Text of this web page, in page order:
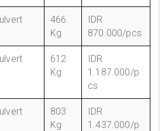
466
Kg
IDR
870.000/pcs
612
Kg
IDR
1.187.000/p
cs
803
Kg
IDR
1.437.000/p